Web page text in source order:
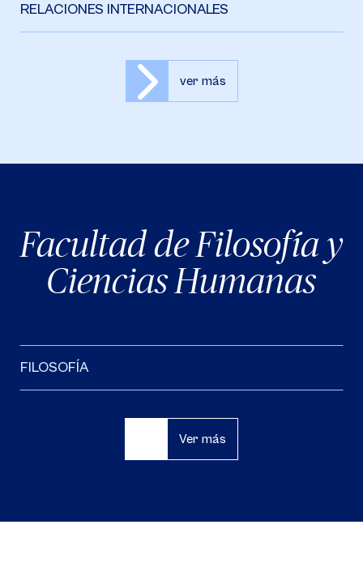
RELACIONES INTERNACIONALES
ver más
Facultad de Filosofía y
Ciencias Humanas
FILOSOFÍA
Ver más